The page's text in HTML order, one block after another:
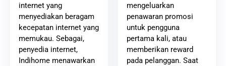
internet yang
menyediakan beragam
kecepatan internet yang
memukau. Sebagai,
penyedia internet,
Indihome menawarkan
mengeluarkan
penawaran promosi
untuk pengguna
pertama kali, atau
memberikan reward
pada pelanggan. Saat